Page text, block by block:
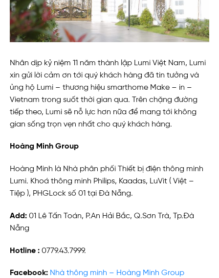
Nhân dịp kỷ niệm 11 năm thành lập Lumi Việt Nam, Lumi
xin gửi lời cảm ơn tới quý khách hàng đã tin tưởng và
ủng hộ Lumi – thương hiệu smarthome Make – in –
Vietnam trong suốt thời gian qua. Trên chặng đường
tiếp theo, Lumi sẽ nỗ lực hơn nữa để mang tới không
gian sống trọn vẹn nhất cho quý khách hàng.
Hoàng Minh Group
Hoàng Minh là Nhà phân phối Thiết bị điện thông minh
Lumi. Khoá thông minh Philips, Kaadas, LuVit ( Việt –
Tiệp ), PHGLock số 01 tại Đà Nẵng.
Add: 01 Lê Tấn Toán, P.An Hải Bắc, Q.Sơn Trà, Tp.Đà
Nẵng
Hotline : 0779.43.7999.
Facebook: Nhà thông minh – Hoàng Minh Group